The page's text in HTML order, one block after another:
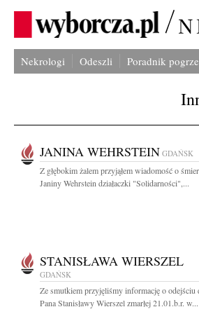
Nekrologi Odeszli Poradnik
JANINA WEHRSTEIN GDAŃSK
Z głębokim żalem przyjąłem wiadomość o
Janiny Wehrstein działaczki "Solidarności",...
STANISŁAWA WIERSZEL
GDAŃSK
Ze smutkiem przyjęliśmy informację o odejściu
Pana Stanisławy Wierszel zmarłej 21.01.b.r. w...